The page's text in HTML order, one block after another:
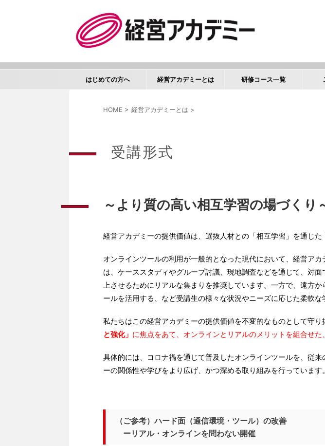
はじめての方へ 経営アカデミーとは 研修コース一覧
HOME > 経営アカデミーとは >
受講形式
～より質の高い相互学習の場づくり
経営アカデミーの提供価値は、選抜人材との「相互学習」を通じた
オンラインツールの利用が一般的となった現代において、経営ア
は、ケーススタディやグループ討議、現地調査などを通じて、対
上させるためにリアルな集まりを推奨しています。一方で、遠方
ールを活用する、など受講生の様々な状況やニーズに応じた柔軟な
私たちはこの経営アカデミーの提供価値を不変的なものとして守り
と強化」 に焦点をあて、オンラインとリアルのメリットを組合せ
具体的には、コロナ禍を通じて普及したオンラインツールを、従
ーの関係性や学びをより広げ、かつ深める取り組みを行っています。
（ご参考）ハード面（通信環境・ツール）の改善
ーリアル・オンラインを問わない開催